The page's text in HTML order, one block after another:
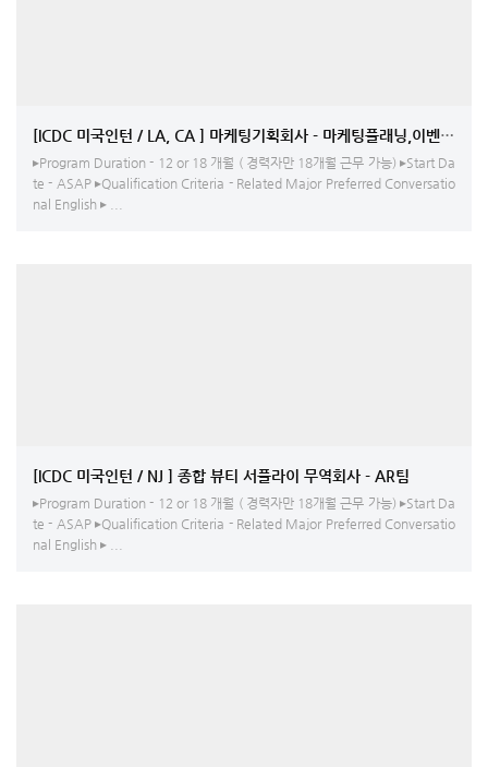
[ICDC 미국인턴 / LA, CA ] 마케팅기획회사 - 마케팅플래닝,이벤트코디
▸Program Duration - 12 or 18 개월 ( 경력자만 18개월 근무 가능) ▸Start Da
te - ASAP ▸Qualification Criteria - Related Major Preferred Conversatio
nal English ▸ ...
[ICDC 미국인턴 / NJ ] 종합 뷰티 서플라이 무역회사 - AR팀
▸Program Duration - 12 or 18 개월 ( 경력자만 18개월 근무 가능) ▸Start Da
te - ASAP ▸Qualification Criteria - Related Major Preferred Conversatio
nal English ▸ ...